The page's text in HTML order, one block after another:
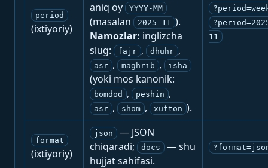
period
(ixtiyoriy)
aniq oy
YYYY-MM
(masalan 2025-11 ).
Namozlar: inglizcha
slug:
fajr , dhuhr ,
asr , maghrib , isha
(yoki mos kanonik:
bomdod , peshin ,
asr , shom , xufton ).
11
format
(ixtiyoriy)
json
— JSON
chiqaradi;
docs
— shu
hujjat sahifasi.